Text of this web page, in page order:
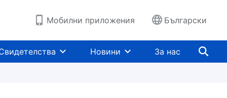
Мобилни приложения Български
Новини За нас